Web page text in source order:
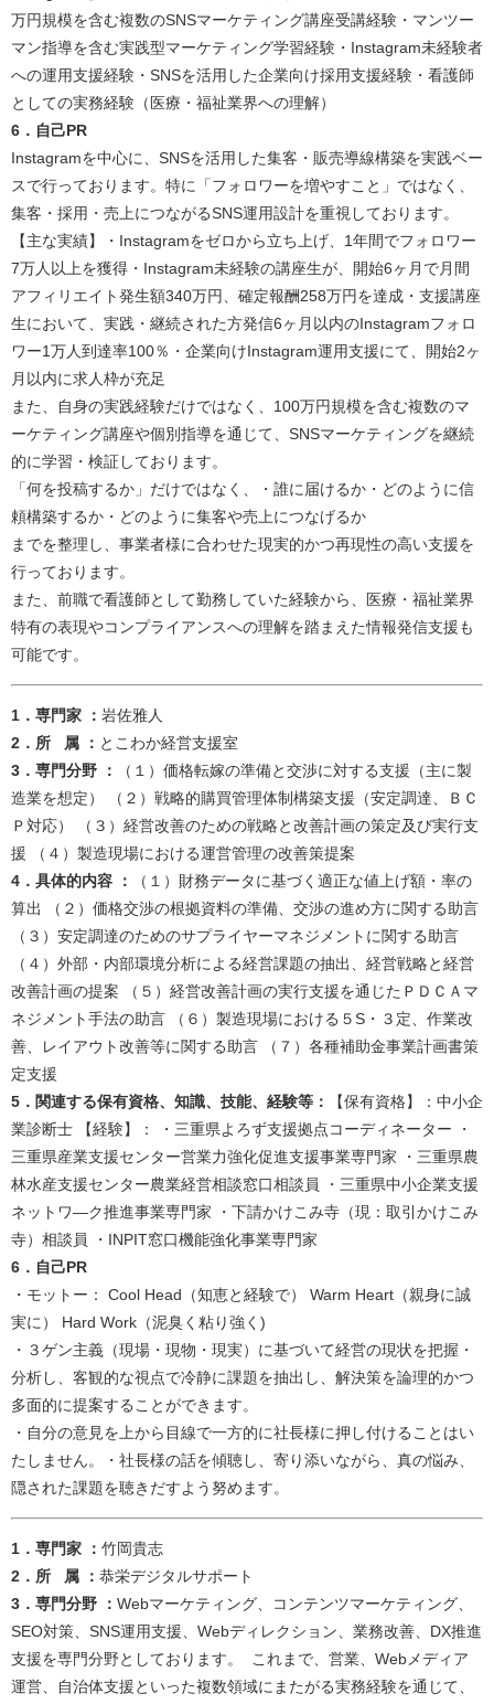
万円規模を含む複数のSNSマーケティング講座受講経験・マンツー
マン指導を含む実践型マーケティング学習経験・Instagram未経験者
への運用支援経験・SNSを活用した企業向け採用支援経験・看護師
としての実務経験（医療・福祉業界への理解）
6．自己PR
Instagramを中心に、SNSを活用した集客・販売導線構築を実践ベー
スで行っております。特に「フォロワーを増やすこと」ではなく、
集客・採用・売上につながるSNS運用設計を重視しております。
【主な実績】・Instagramをゼロから立ち上げ、1年間でフォロワー
7万人以上を獲得・Instagram未経験の講座生が、開始6ヶ月で月間
アフィリエイト発生額340万円、確定報酬258万円を達成・支援講座
生において、実践・継続された方発信6ヶ月以内のInstagramフォロ
ワー1万人到達率100％・企業向けInstagram運用支援にて、開始2ヶ
月以内に求人枠が充足
また、自身の実践経験だけではなく、100万円規模を含む複数のマ
ーケティング講座や個別指導を通じて、SNSマーケティングを継続
的に学習・検証しております。
「何を投稿するか」だけではなく、・誰に届けるか・どのように信
頼構築するか・どのように集客や売上につなげるか
までを整理し、事業者様に合わせた現実的かつ再現性の高い支援を
行っております。
また、前職で看護師として勤務していた経験から、医療・福祉業界
特有の表現やコンプライアンスへの理解を踏まえた情報発信支援も
可能です。​
​​​​​​​​​​​​​​​​​​​​​​​​​​​​​​​​​​​​​​​​​​1．専門家 ： 岩佐雅人​
2．所 属 ： とこわか経営支援室​
3．専門分野 ：
（１）価格転嫁の準備と交渉に対する支援（主に製
造業を想定） （２）戦略的購買管理体制構築支援（安定調達、ＢＣ
Ｐ対応） （３）経営改善のための戦略と改善計画の策定及び実行支
援 （４）製造現場における運営管理の改善策提案​
4．具体的内容 ：
（１）財務データに基づく適正な値上げ額・率の
算出 （２）価格交渉の根拠資料の準備、交渉の進め方に関する助言
（３）安定調達のためのサプライヤーマネジメントに関する助言
（４）外部・内部環境分析による経営課題の抽出、経営戦略と経営
改善計画の提案 （５）経営改善計画の実行支援を通じたＰＤＣＡマ
ネジメント手法の助言 （６）製造現場における５S・３定、作業改
善、レイアウト改善等に関する助言 （７）各種補助金事業計画書策
定支援​
5．関連する保有資格、知識、技能、経験等：
【保有資格】：中小企
業診断士 【経験】： ・三重県よろず支援拠点コーディネーター ・
三重県産業支援センター営業力強化促進支援事業専門家 ・三重県農
林水産支援センター農業経営相談窓口相談員 ・三重県中小企業支援
ネットワ―ク推進事業専門家 ・下請かけこみ寺（現：取引かけこみ
寺）相談員 ・INPIT窓口機能強化事業専門家​
6．自己PR
・モットー： Cool Head（知恵と経験で） Warm Heart（親身に誠
実に） Hard Work（泥臭く粘り強く)
・３ゲン主義（現場・現物・現実）に基づいて経営の現状を把握・
分析し、客観的な視点で冷静に課題を抽出し、解決策を論理的かつ
多面的に提案することができます。
・自分の意見を上から目線で一方的に社長様に押し付けることはい
たしません。・社長様の話を傾聴し、寄り添いながら、真の悩み、
隠された課題を聴きだすよう努めます。
​​​​​​​​​​​​​​​​​​​​​​​​​​​​​​​​​​​​​​​​​​1．専門家 ： 竹岡貴志​
2．所 属 ： 恭栄デジタルサポート​
3．専門分野 ： Webマーケティング、コンテンツマーケティング、
SEO対策、SNS運用支援、Webディレクション、業務改善、DX推進
支援を専門分野としております。 これまで、営業、Webメディア
運営、自治体支援といった複数領域にまたがる実務経験を通じて、